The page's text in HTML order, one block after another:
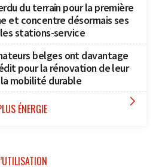
du terrain pour la première
et concentre désormais ses
stations-service
belges ont davantage
pour la rénovation de leur
mobilité durable
ÉNERGIE 